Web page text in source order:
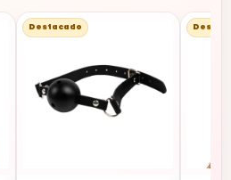
Destacado